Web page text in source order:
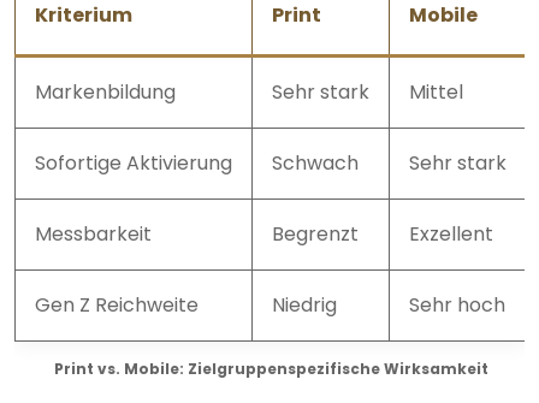
Print vs. Mobile: Zielgruppenspezifische Wirksamkeit
Kriterium Print Mobile
Markenbildung Sehr stark Mittel
Sofortige Aktivierung Schwach Sehr stark
Messbarkeit Begrenzt Exzellent
Gen Z Reichweite Niedrig Sehr hoch